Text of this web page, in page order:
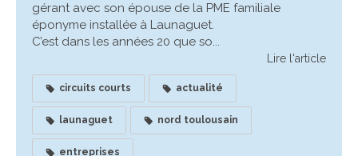
gérant avec son épouse de la PME familiale
éponyme installée à Launaguet.
C’est dans les années 20 que so...
Lire l'article
circuits courts actualité
launaguet nord toulousain
entreprises